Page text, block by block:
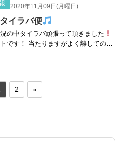
2020年11月09日(月曜日)
イラバ便
の中タイラバ頑張って頂きました
です！ 当たりますがよく離してのり
型出していただけました
ットです！ 鯛８枚、ワラサ、レン
2 »